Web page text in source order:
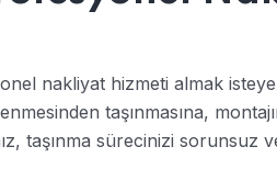
nakliyat hizmeti almak
taşınmasına,
taşınma sürecinizi sorunsuz